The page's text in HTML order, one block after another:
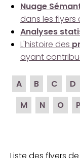
Nuage
dans les
Analyses
L'histoire des
ayant
A B C D
M
N O P